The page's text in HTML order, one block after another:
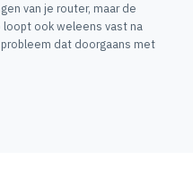
van je router, maar de
loopt ook weleens vast na
dat doorgaans met